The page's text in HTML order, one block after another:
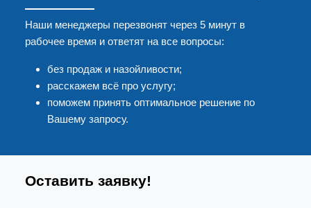
Наши менеджеры перезвонят через 5 минут в
рабочее время и ответят на все вопросы:
без продаж и назойливости;
расскажем всё про услугу;
поможем принять оптимальное решение по
Вашему запросу.
Оставить заявку!